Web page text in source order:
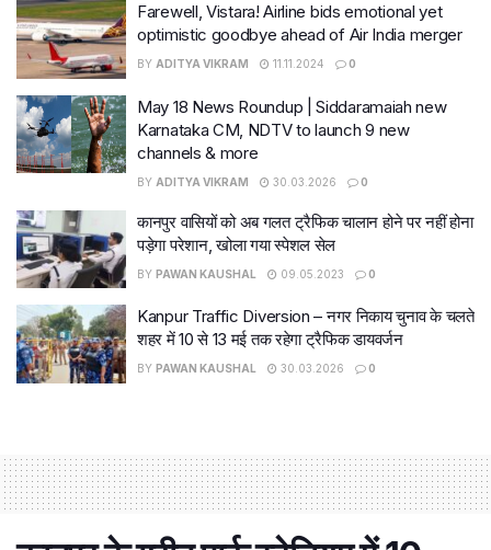
Farewell, Vistara! Airline bids emotional yet
optimistic goodbye ahead of Air India merger
BY ADITYA VIKRAM 11.11.2024 0
May 18 News Roundup | Siddaramaiah new
Karnataka CM, NDTV to launch 9 new
channels & more
BY ADITYA VIKRAM 30.03.2026 0
कानपुर वासियों को अब गलत ट्रैफिक चालान होने पर नहीं होना
पड़ेगा परेशान, खोला गया स्पेशल सेल
BY PAWAN KAUSHAL 09.05.2023 0
Kanpur Traffic Diversion – नगर निकाय चुनाव के चलते
शहर में 10 से 13 मई तक रहेगा ट्रैफिक डायवर्जन
BY PAWAN KAUSHAL 30.03.2026 0